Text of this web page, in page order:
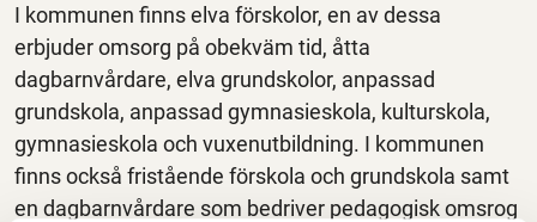
I kommunen finns elva förskolor, en av dessa
erbjuder omsorg på obekväm tid, åtta
dagbarnvårdare, elva grundskolor, anpassad
grundskola, anpassad gymnasieskola, kulturskola,
gymnasieskola och vuxenutbildning. I kommunen
finns också fristående förskola och grundskola samt
en dagbarnvårdare som bedriver pedagogisk omsrog